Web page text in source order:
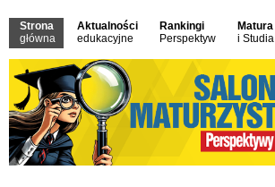
Strona
główna
Aktualności
edukacyjne
Rankingi
Perspektyw
Matura
i Studia